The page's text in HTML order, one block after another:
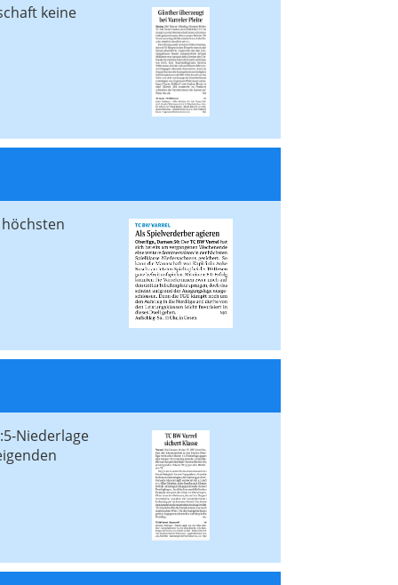
keine
Niederlage